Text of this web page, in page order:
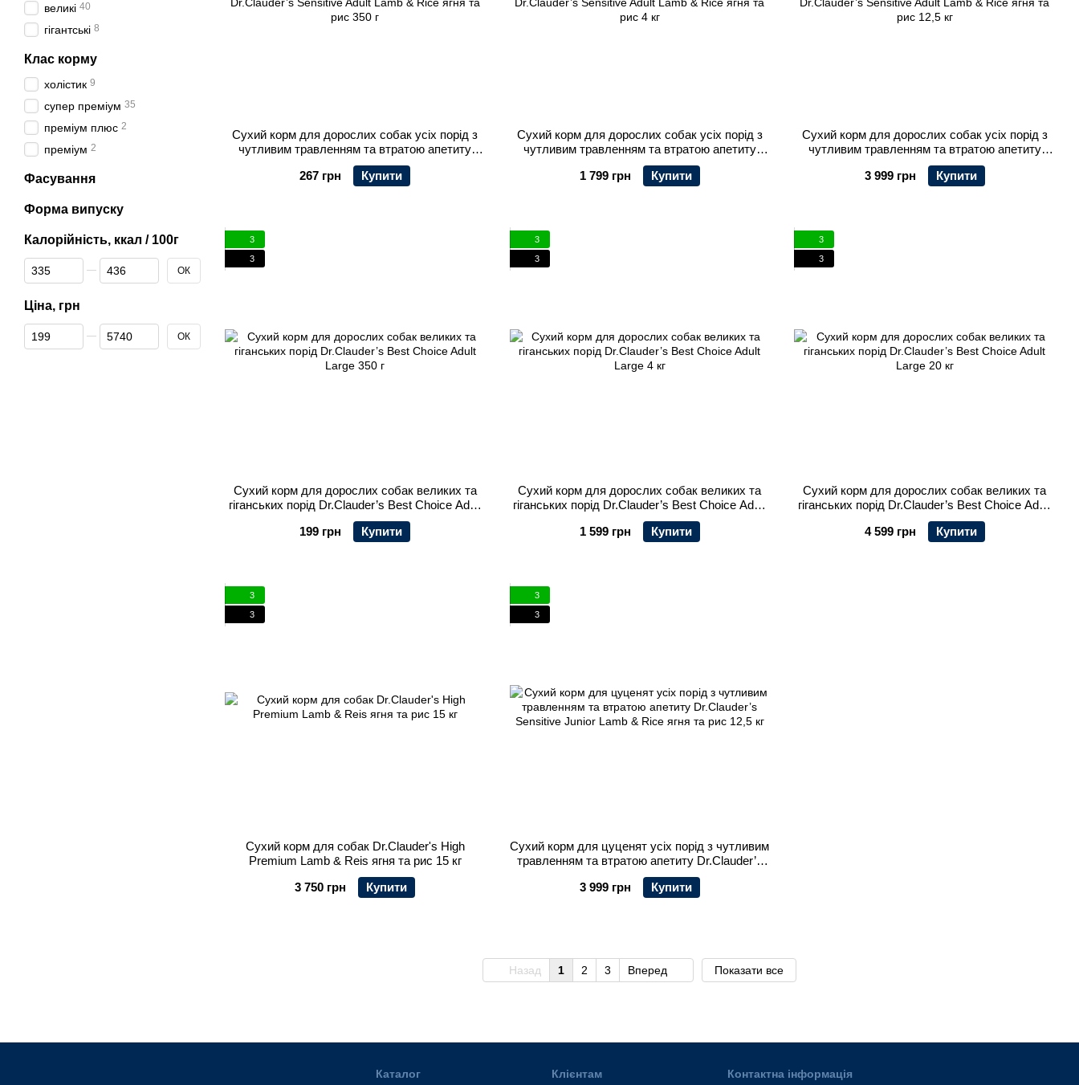
Сухий корм для дорослих собак усіх порід з
чутливим травленням та втратою апетиту
Dr.Clauder’s Sensitive Adult Lamb & Rice ягня та
рис 350 г
267 грн Купити
Сухий корм для дорослих собак усіх порід з
чутливим травленням та втратою апетиту
Dr.Clauder’s Sensitive Adult Lamb & Rice ягня та
рис 4 кг
1 799 грн Купити
Сухий корм для дорослих собак усіх порід з
чутливим травленням та втратою апетиту
Dr.Clauder’s Sensitive Adult Lamb & Rice ягня та
рис 12,5 кг
3 999 грн Купити
3
3
Сухий корм для дорослих собак великих та
гіганських порід Dr.Clauder’s Best Choice Adult
Large 350 г
199 грн
Купити
3
3
Сухий корм для дорослих собак великих та
гіганських порід Dr.Clauder’s Best Choice Adult
Large 4 кг
1 599 грн
Купити
3
3
Сухий корм для дорослих собак великих та
гіганських порід Dr.Clauder’s Best Choice Adult
Large 20 кг
4 599 грн
Купити
3
3
Сухий корм для собак Dr.Clauder's High
Premium Lamb & Reis ягня та рис 15 кг
3 750 грн
Купити
3
3
Сухий корм для цуценят усіх порід з чутливим
травленням та втратою апетиту Dr.Clauder’s
Sensitive Junior Lamb & Rice ягня та рис 12,5 кг
3 999 грн
Купити
Назад 1 2 3 Вперед Показати все
великі 40
гігантські 8
Клас корму
холістик 9
супер преміум 35
преміум плюс 2
преміум 2
Фасування
Форма випуску
Калорійність, ккал / 100г
Від Калорійність, ккал / 100г
До Калорійність, ккал / 100г ОК
Ціна, грн
Від Ціна, грн
До Ціна, грн ОК
Каталог Клієнтам Контактна інформація